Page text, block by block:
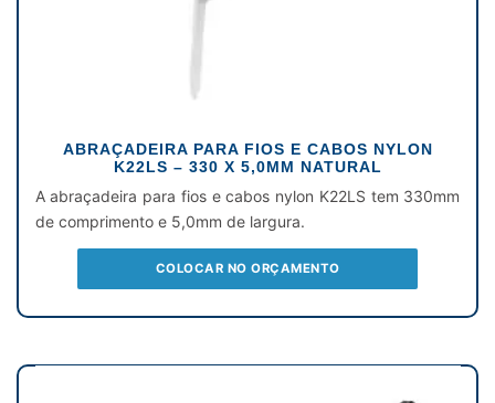
ABRAÇADEIRA PARA FIOS E CABOS NYLON
K22LS – 330 X 5,0MM NATURAL
A abraçadeira para fios e cabos nylon K22LS tem 330mm
de comprimento e 5,0mm de largura.
COLOCAR NO ORÇAMENTO